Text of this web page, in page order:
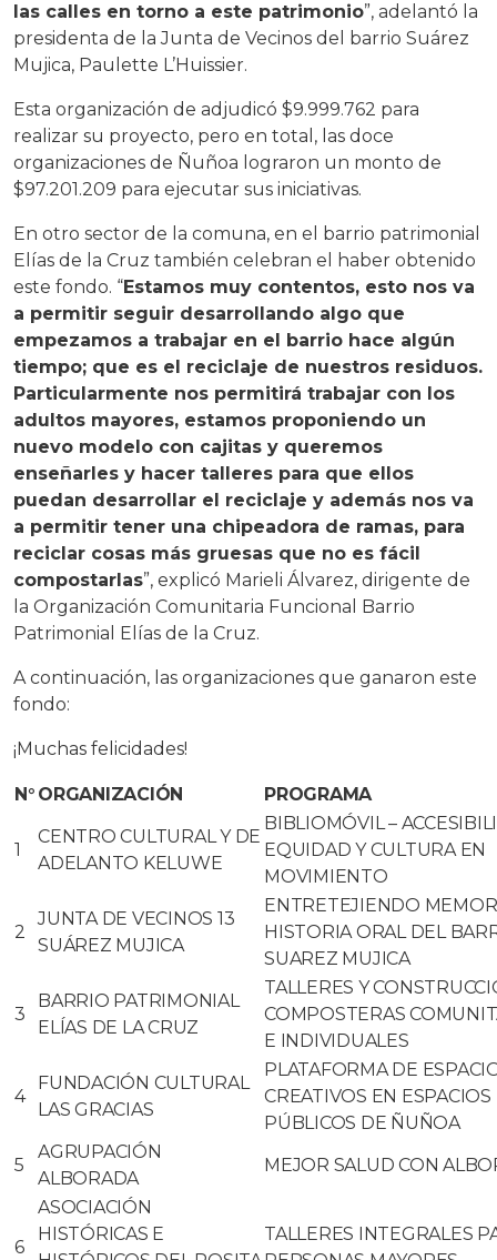
las calles en torno a este patrimonio”, adelantó la
presidenta de la Junta de Vecinos del barrio Suárez
Mujica, Paulette L’Huissier.
Esta organización de adjudicó $9.999.762 para
realizar su proyecto, pero en total, las doce
organizaciones de Ñuñoa lograron un monto de
$97.201.209 para ejecutar sus iniciativas.
En otro sector de la comuna, en el barrio patrimonial
Elías de la Cruz también celebran el haber obtenido
este fondo. “Estamos muy contentos, esto nos va
a permitir seguir desarrollando algo que
empezamos a trabajar en el barrio hace algún
tiempo; que es el reciclaje de nuestros residuos.
Particularmente nos permitirá trabajar con los
adultos mayores, estamos proponiendo un
nuevo modelo con cajitas y queremos
enseñarles y hacer talleres para que ellos
puedan desarrollar el reciclaje y además nos va
a permitir tener una chipeadora de ramas, para
reciclar cosas más gruesas que no es fácil
compostarlas”, explicó Marieli Álvarez, dirigente de
la Organización Comunitaria Funcional Barrio
Patrimonial Elías de la Cruz.
A continuación, las organizaciones que ganaron este
fondo:
¡Muchas felicidades!
N° ORGANIZACIÓN PROGRAMA
1
CENTRO CULTURAL Y DE
ADELANTO KELUWE
BIBLIOMÓVIL –
EQUIDAD Y CULTURA EN
MOVIMIENTO
2
JUNTA DE VECINOS 13
SUÁREZ MUJICA
ENTRETEJIENDO
HISTORIA ORAL DEL
SUAREZ MUJICA
3
BARRIO PATRIMONIAL
ELÍAS DE LA CRUZ
TALLERES Y
COMPOSTERAS
E INDIVIDUALES
4
FUNDACIÓN CULTURAL
LAS GRACIAS
PLATAFORMA DE
CREATIVOS EN ESPACIOS
PÚBLICOS DE ÑUÑOA
5
AGRUPACIÓN
ALBORADA
MEJOR SALUD CON
6
ASOCIACIÓN
HISTÓRICAS E
TALLERES INTEGRALES